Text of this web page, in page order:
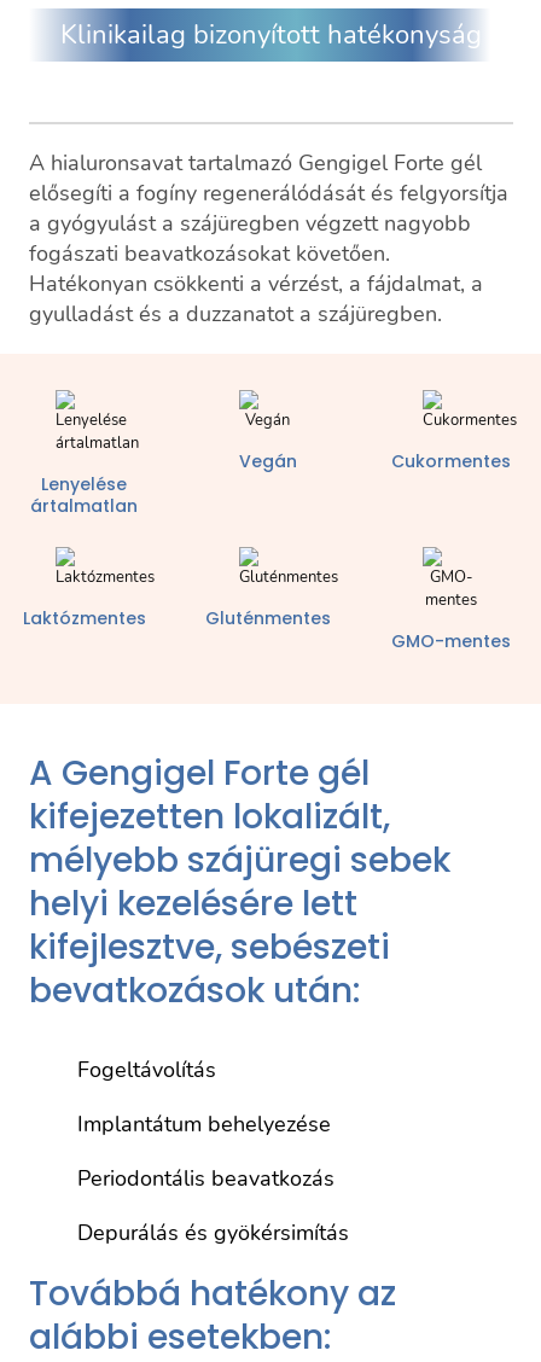
Klinikailag bizonyított hatékonyság
A hialuronsavat tartalmazó Gengigel Forte gél
elősegíti a fogíny regenerálódását és felgyorsítja
a gyógyulást a szájüregben végzett nagyobb
fogászati beavatkozásokat követően.
Hatékonyan csökkenti a vérzést, a fájdalmat, a
gyulladást és a duzzanatot a szájüregben.
Lenyelése
ártalmatlan
Vegán Cukormentes
Laktózmentes
Gluténmentes
GMO-mentes
A Gengigel Forte gél
kifejezetten lokalizált,
mélyebb szájüregi sebek
helyi kezelésére lett
kifejlesztve, sebészeti
bevatkozások után:
Fogeltávolítás
Implantátum behelyezése
Periodontális beavatkozás
Depurálás és gyökérsimítás
Továbbá hatékony az
alábbi esetekben: